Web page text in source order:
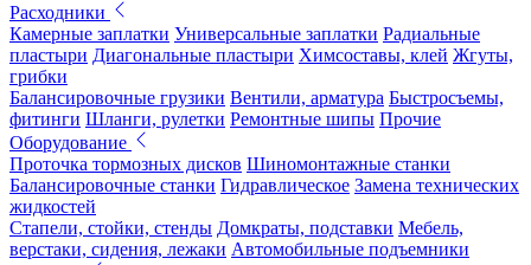
Расходники
Камерные заплатки Универсальные заплатки Радиальные
пластыри Диагональные пластыри Химсоставы, клей Жгуты,
грибки
Балансировочные грузики Вентили, арматура Быстросъемы,
фитинги Шланги, рулетки Ремонтные шипы Прочие
Оборудование
Проточка тормозных дисков Шиномонтажные станки
Балансировочные станки Гидравлическое Замена технических
жидкостей
Стапели, стойки, стенды Домкраты, подставки Мебель,
верстаки, сидения, лежаки Автомобильные подъемники